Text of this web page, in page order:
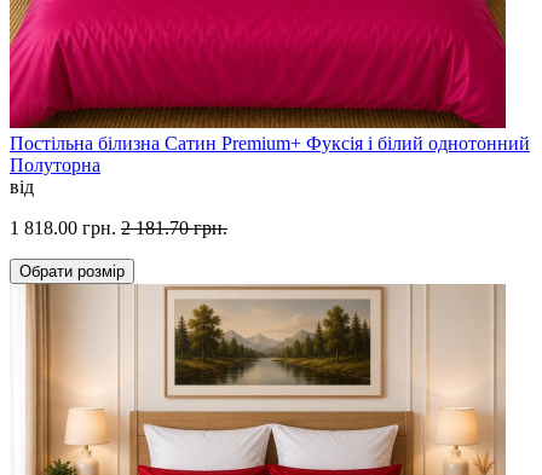
Постільна білизна Сатин Premium+ Фуксія і білий однотонний
Полуторна
від
1 818.00 грн. 2 181.70 грн.
Обрати розмір